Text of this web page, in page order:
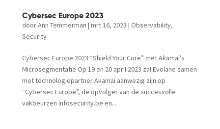
Cybersec Europe 2023
doorAnn Temmerman | mrt 16, 2023 | Observability,
Security
Cybersec Europe 2023 “Shield Your Core” met Akamai’s
Microsegmentatie Op 19 en 20 april 2023 zal Evolane samen
met technologiepartner Akamai aanwezig zijn op
“Cybersec Europe”, de opvolger van de succesvolle
vakbeurzen Infosecurity.be en...